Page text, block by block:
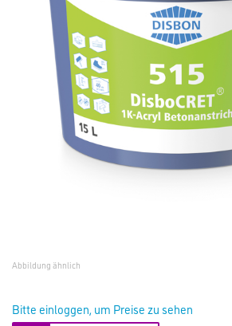
Abbildung ähnlich
Bitte einloggen, um Preise zu sehen